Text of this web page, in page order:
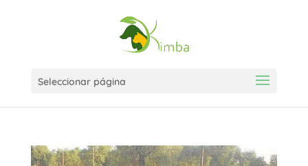
Seleccionar página